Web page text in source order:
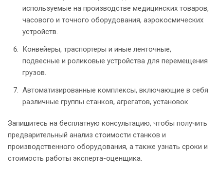
используемые на производстве медицинских товаров,
часового и точного оборудования, аэрокосмических
устройств.
Конвейеры, траспортеры и иные ленточные,
подвесные и роликовые устройства для перемещения
грузов.
Автоматизированные комплексы, включающие в себя
различные группы станков, агрегатов, установок.
Запишитесь на бесплатную консультацию, чтобы получить
предварительный анализ стоимости станков и
производственного оборудования, а также узнать сроки и
стоимость работы эксперта-оценщика.